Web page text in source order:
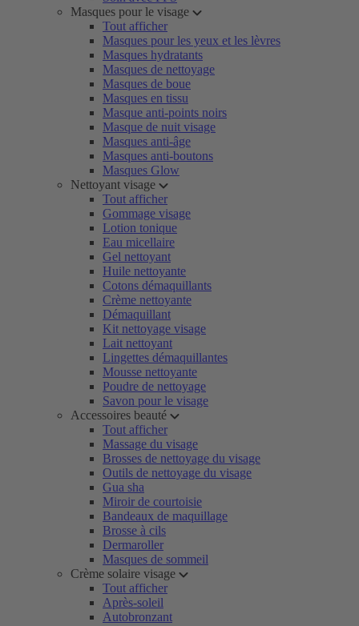
Masques pour le visage
Tout afficher
Masques pour les yeux et les lèvres
Masques hydratants
Masques de nettoyage
Masques de boue
Masques en tissu
Masque anti-points noirs
Masque de nuit visage
Masques anti-âge
Masques anti-boutons
Masques Glow
Nettoyant visage
Tout afficher
Gommage visage
Lotion tonique
Eau micellaire
Gel nettoyant
Huile nettoyante
Cotons démaquillants
Crème nettoyante
Démaquillant
Kit nettoyage visage
Lait nettoyant
Lingettes démaquillantes
Mousse nettoyante
Poudre de nettoyage
Savon pour le visage
Accessoires beauté
Tout afficher
Massage du visage
Brosses de nettoyage du visage
Outils de nettoyage du visage
Gua sha
Miroir de courtoisie
Bandeaux de maquillage
Brosse à cils
Dermaroller
Masques de sommeil
Crème solaire visage
Tout afficher
Après-soleil
Autobronzant